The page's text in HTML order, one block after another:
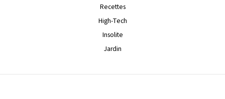
Recettes
High-Tech
Insolite
Jardin